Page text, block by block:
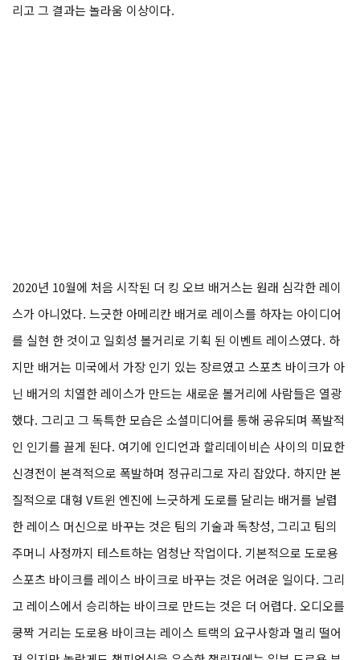
리고 그 결과는 놀라움 이상이다.
2020년 10월에 처음 시작된 더 킹 오브 배거스는 원래 심각한 레이
스가 아니었다. 느긋한 아메리칸 배거로 레이스를 하자는 아이디어
를 실현 한 것이고 일회성 볼거리로 기획 된 이벤트 레이스였다. 하
지만 배거는 미국에서 가장 인기 있는 장르였고 스포츠 바이크가 아
닌 배거의 치열한 레이스가 만드는 새로운 볼거리에 사람들은 열광
했다. 그리고 그 독특한 모습은 소셜미디어를 통해 공유되며 폭발적
인 인기를 끌게 된다. 여기에 인디언과 할리데이비슨 사이의 미묘한
신경전이 본격적으로 폭발하며 정규리그로 자리 잡았다. 하지만 본
질적으로 대형 V트윈 엔진에 느긋하게 도로를 달리는 배거를 날렵
한 레이스 머신으로 바꾸는 것은 팀의 기술과 독창성, 그리고 팀의
주머니 사정까지 테스트하는 엄청난 작업이다. 기본적으로 도로용
스포츠 바이크를 레이스 바이크로 바꾸는 것은 어려운 일이다. 그리
고 레이스에서 승리하는 바이크로 만드는 것은 더 어렵다. 오디오를
쿵짝 거리는 도로용 바이크는 레이스 트랙의 요구사항과 멀리 떨어